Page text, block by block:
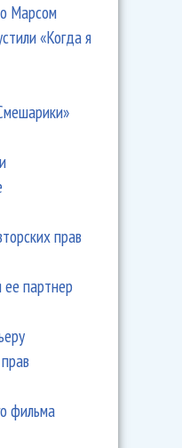
Марсом
«Когда я
прав
ее партнер
фильма